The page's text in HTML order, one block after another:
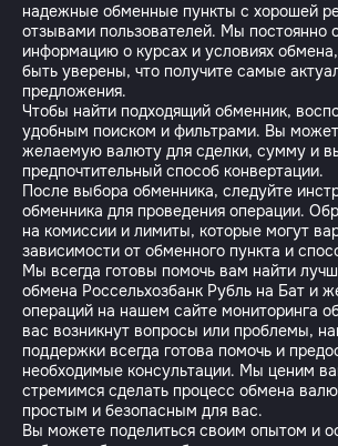
надежные обменные пункты с хорошей
отзывами пользователей. Мы постоянно
информацию о курсах и условиях
быть уверены, что получите самые
предложения.
Чтобы найти подходящий обменник,
удобным поиском и фильтрами. Вы
желаемую валюту для сделки, сумму и
предпочтительный способ конвертации.
После выбора обменника, следуйте
обменника для проведения операции.
на комиссии и лимиты, которые могут
зависимости от обменного пункта и
Мы всегда готовы помочь вам найти
обмена Россельхозбанк Рубль на Бат и
операций на нашем сайте мониторинга
вас возникнут вопросы или проблемы,
поддержки всегда готова помочь и
необходимые консультации. Мы ценим
стремимся сделать процесс обмена
простым и безопасным для вас.
Вы можете поделиться своим опытом и